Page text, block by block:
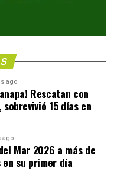
ago
Rescatan con
15 días en
ago
Mar 2026 a más de
su primer día